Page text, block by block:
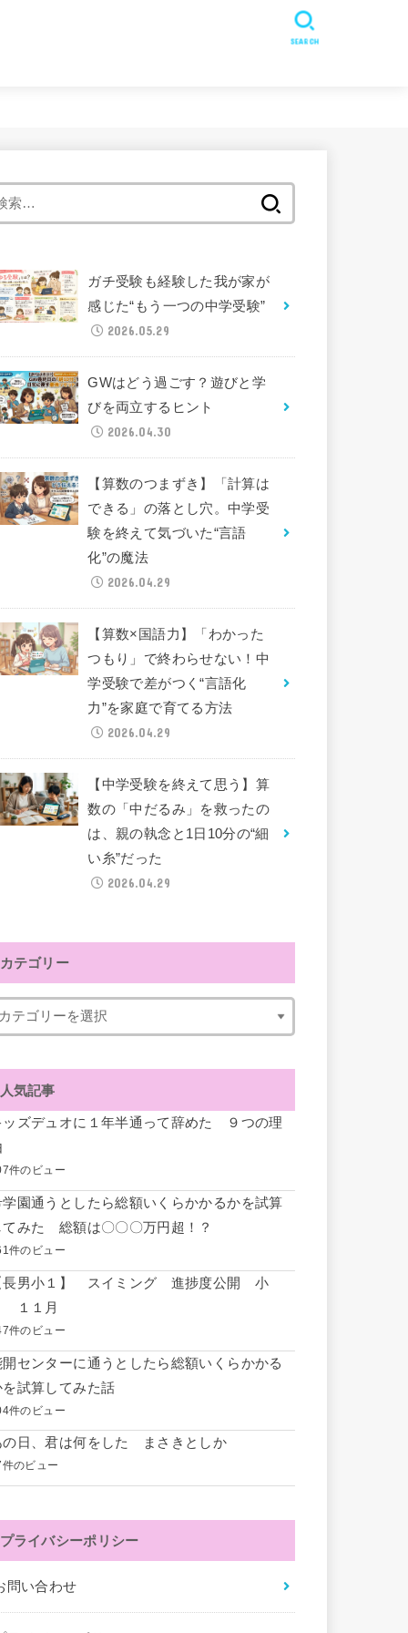
SEARCH
ガチ受験も経験した我が家が
感じた“もう一つの中学受験”
2026.05.29
GWはどう過ごす？遊びと学
びを両立するヒント
2026.04.30
【算数のつまずき】「計算は
できる」の落とし穴。中学受
験を終えて気づいた“言語
化”の魔法
2026.04.29
【算数×国語力】「わかった
つもり」で終わらせない！中
学受験で差がつく“言語化
力”を家庭で育てる方法
2026.04.29
【中学受験を終えて思う】算
数の「中だるみ」を救ったの
は、親の執念と1日10分の“細
い糸”だった
2026.04.29
カテゴリー
人気記事
ッズデュオに１年半通って辞めた ９つの理
件のビュー
学園通うとしたら総額いくらかかるかを試算
てみた 総額は〇〇〇万円超！？
件のビュー
長男小１】 スイミング 進捗度公開 小
１１月
件のビュー
開センターに通うとしたら総額いくらかかる
を試算してみた話
件のビュー
の日、君は何をした まさきとしか
のビュー
プライバシーポリシー
問い合わせ